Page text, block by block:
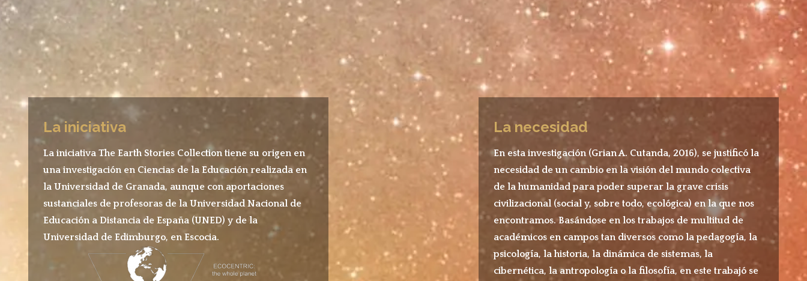
La iniciativa
La iniciativa The Earth Stories Collection tiene su origen en
una investigación en Ciencias de la Educación realizada en
la Universidad de Granada, aunque con aportaciones
sustanciales de profesoras de la Universidad Nacional de
Educación a Distancia de España (UNED) y de la
Universidad de Edimburgo, en Escocia.
La necesidad
En esta investigación (Grian A. Cutanda, 2016), se justificó la
necesidad de un cambio en la visión del mundo colectiva
de la humanidad para poder superar la grave crisis
civilizacional (social y, sobre todo, ecológica) en la que nos
encontramos. Basándose en los trabajos de multitud de
académicos en campos tan diversos como la pedagogía, la
psicología, la historia, la dinámica de sistemas, la
cibernética, la antropología o la filosofía, en este trabajó se